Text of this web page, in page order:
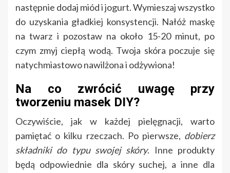
następnie dodaj miód i jogurt. Wymieszaj wszystko
do uzyskania gładkiej konsystencji. Nałóż maskę
na twarz i pozostaw na około 15-20 minut, po
czym zmyj ciepłą wodą. Twoja skóra poczuje się
natychmiastowo nawilżona i odżywiona!
Na co zwrócić uwagę przy
tworzeniu masek DIY?
Oczywiście, jak w każdej pielęgnacji, warto
pamiętać o kilku rzeczach. Po pierwsze, dobierz
składniki do typu swojej skóry. Inne produkty
będą odpowiednie dla skóry suchej, a inne dla